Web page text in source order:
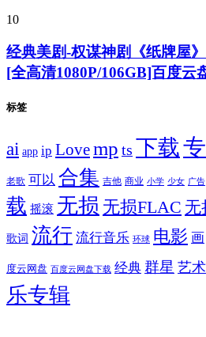
10
经典美剧-权谋神剧《纸牌屋
[全高清1080P/106GB]百度云
标签
ai app ip Lovemp ts 下载
老歌 可以 合集 吉他 商业 小学 少女 广告
载 摇滚 无损 无损FLAC 无
歌词 流行 流行音乐 环球 电影 画
度云网盘 百度云网盘下载 经典 群星 艺术
乐专辑